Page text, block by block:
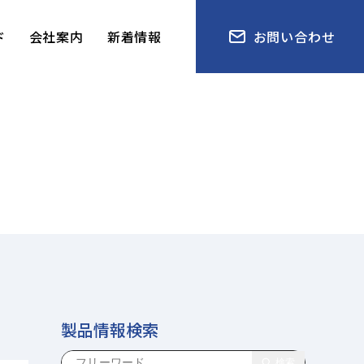
会社案内 新着情報 お問い合わせ
製品情報検索